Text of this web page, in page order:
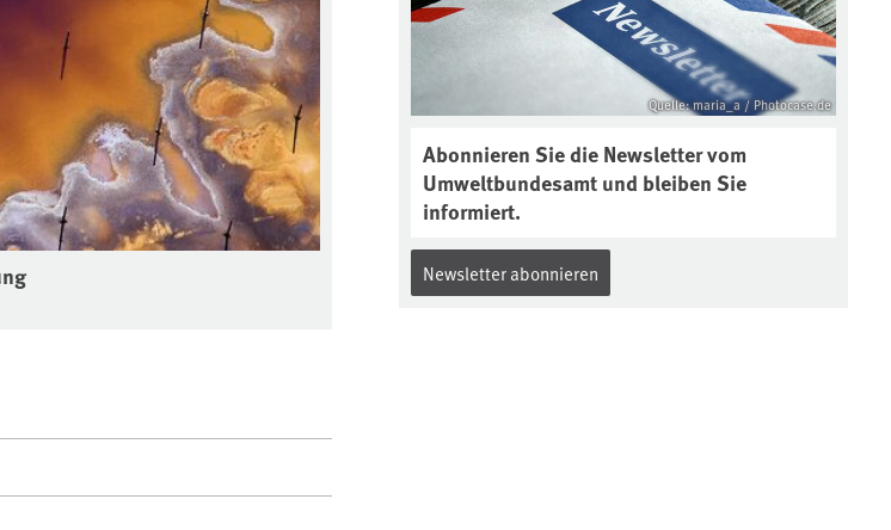
Quelle: maria_a / Photocase.de
Abonnieren Sie die Newsletter vom
Umweltbundesamt und bleiben Sie
informiert.
Newsletter abonnieren